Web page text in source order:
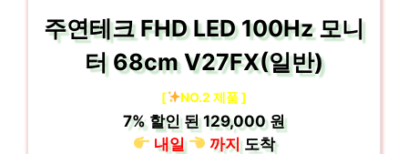
주연테크 FHD LED 100Hz 모니
터 68cm V27FX(일반)
[ NO.2 제품 ]
7% 할인 된129,000 원
내일
까지도착